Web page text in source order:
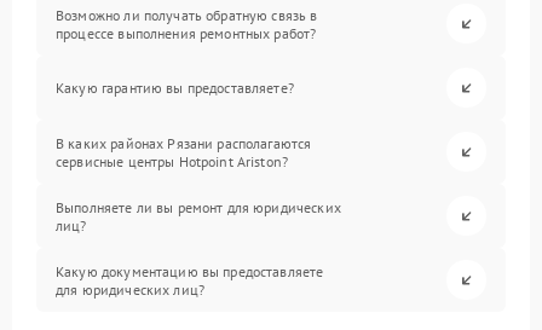
Возможно ли получать обратную связь в
процессе выполнения ремонтных работ?
Какую гарантию вы предоставляете?
В каких районах Рязани располагаются
сервисные центры Hotpoint Ariston?
Выполняете ли вы ремонт для юридических
лиц?
Какую документацию вы предоставляете
для юридических лиц?